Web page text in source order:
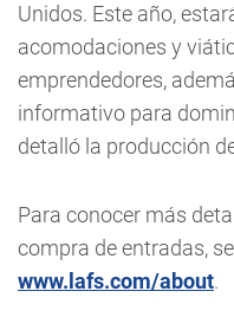
Unidos. Este año,
acomodaciones y
emprendedores,
informativo para
detalló la producción
Para conocer más
compra de entradas,
www.lafs.com/about.